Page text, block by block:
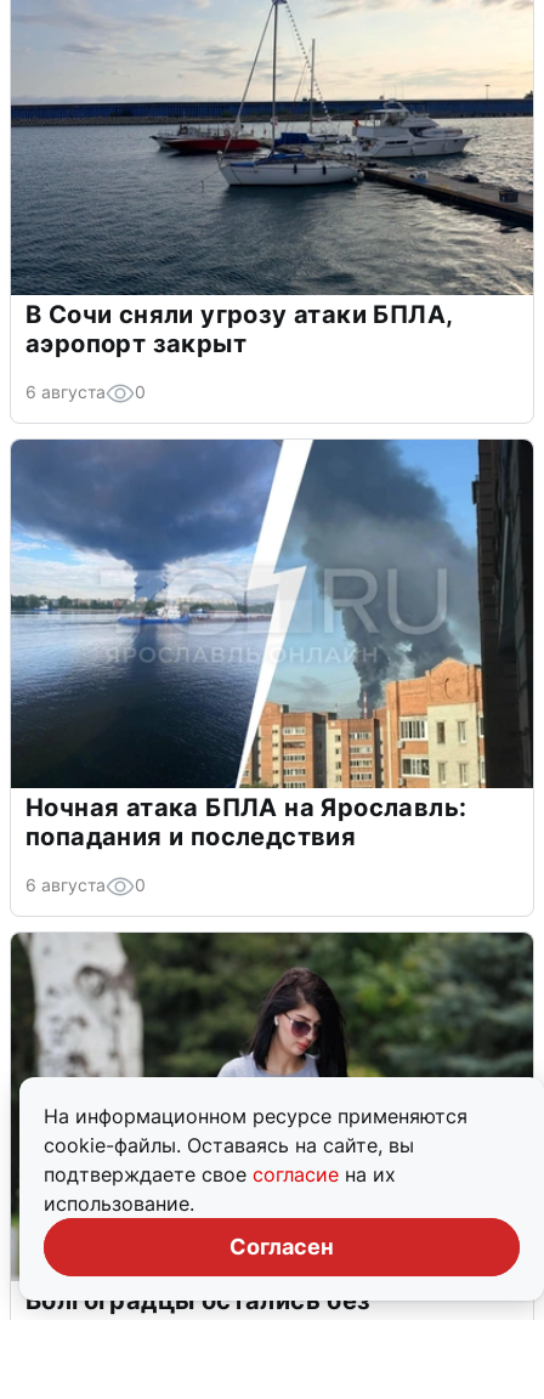
На информационном ресурсе применяются
cookie-файлы. Оставаясь на сайте, вы
подтверждаете свое согласие на их
использование.
Согласен
В Сочи сняли угрозу атаки БПЛА,
аэропорт закрыт
6 августа 0
Ночная атака БПЛА на Ярославль:
попадания и последствия
6 августа 0
Волгоградцы остались без